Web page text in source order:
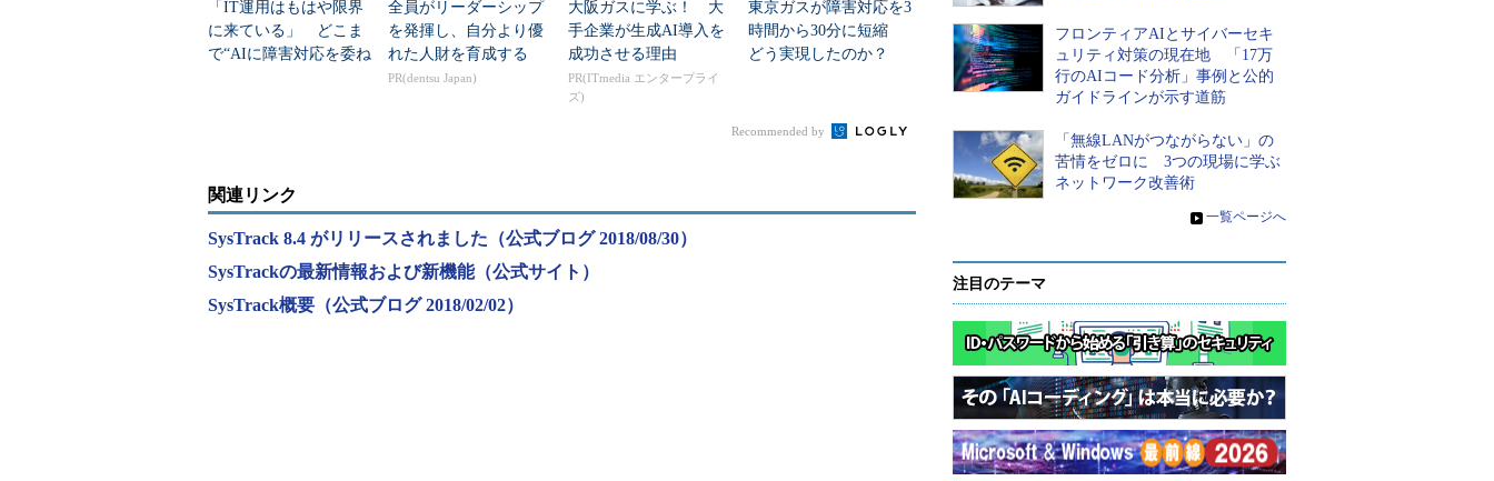
「IT運用はもはや限界
に来ている」 どこま
で“AIに障害対応を委ね
全員がリーダーシップ
を発揮し、自分より優
れた人財を育成する
PR(dentsu Japan)
大阪ガスに学ぶ！ 大
手企業が生成AI導入を
成功させる理由
PR(ITmedia エンタープライ
ズ)
東京ガスが障害対応を3
時間から30分に短縮
どう実現したのか？
Recommended by
関連リンク
SysTrack 8.4 がリリースされました（公式ブログ 2018/08/30）
SysTrackの最新情報および新機能（公式サイト）
SysTrack概要（公式ブログ 2018/02/02）
フロンティアAIとサイバーセキ
ュリティ対策の現在地 「17万
行のAIコード分析」事例と公的
ガイドラインが示す道筋
「無線LANがつながらない」の
苦情をゼロに 3つの現場に学ぶ
ネットワーク改善術
» 一覧ページへ
注目のテーマ